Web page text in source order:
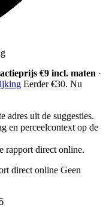
actieprijs €9 incl. maten ·
Eerder €30. Nu
adres uit de suggesties.
en perceelcontext op de
rapport direct online.
direct online Geen